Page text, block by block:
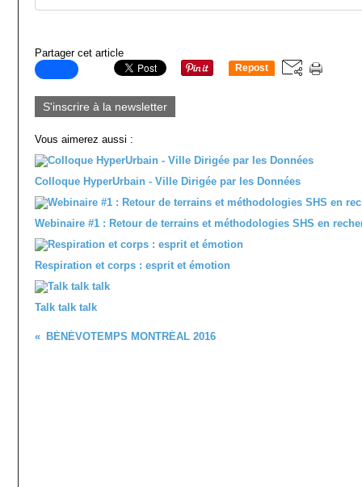
Partager cet article
Repost
S'inscrire à la newsletter
Vous aimerez aussi :
Colloque HyperUrbain - Ville Dirigée par les Données
Webinaire #1 : Retour de terrains et méthodologies SHS en
Respiration et corps : esprit et émotion
Talk talk talk
BÉNÉVOTEMPS MONTRÉAL 2016